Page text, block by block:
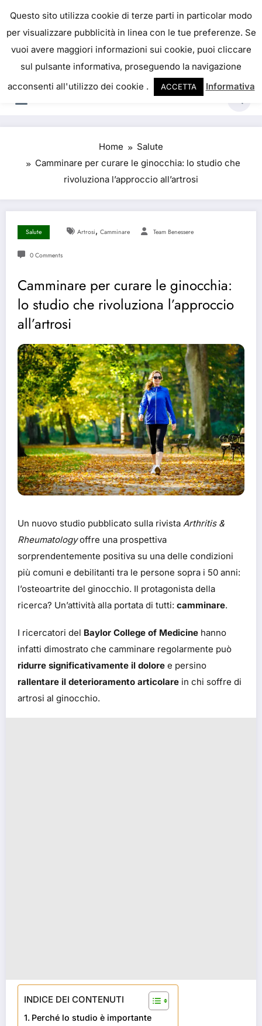
content
IL PORTALE DEL BENESSERE
La salute è come il denaro, non abbiamo mai una
vera idea del suo valore fino a quando la
perdiamo. Josh Billings
Home
Salute
Camminare per curare le ginocchia: lo studio che
rivoluziona l’approccio all’artrosi
Salute Artrosi, Camminare Team Benessere
0 Comments
Camminare per curare le ginocchia:
lo studio che rivoluziona l’approccio
all’artrosi
Un nuovo studio pubblicato sulla rivista Arthritis &
Rheumatologyoffre una prospettiva
sorprendentemente positiva su una delle condizioni
più comuni e debilitanti tra le persone sopra i 50 anni:
l’osteoartrite del ginocchio. Il protagonista della
ricerca? Un’attività alla portata di tutti: camminare.
I ricercatori del Baylor College of Medicine hanno
infatti dimostrato che camminare regolarmente può
ridurre significativamente il dolore e persino
rallentare il deterioramento articolare in chi soffre di
artrosi al ginocchio.
INDICE DEI CONTENUTI
Perché lo studio è importante
Questo sito utilizza cookie di terze parti in particolar modo
per visualizzare pubblicità in linea con le tue preferenze. Se
vuoi avere maggiori informazioni sui cookie, puoi cliccare
sul pulsante informativa, proseguendo la navigazione
acconsenti all'utilizzo dei cookie .
ACCETTA Informativa